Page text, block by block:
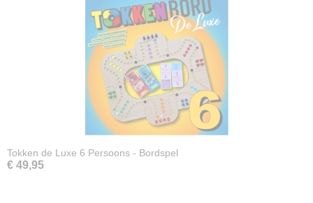
Tokken de Luxe 6 Persoons - Bordspel
€ 49,95